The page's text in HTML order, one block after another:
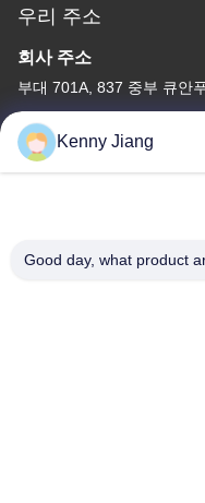
우리 주소
회사 주소
부대 701A, 837 중부 큐안
공장 주소
중국 웅준 도로 72, 웅펜 마
Kenny Jiang
Good day, what product